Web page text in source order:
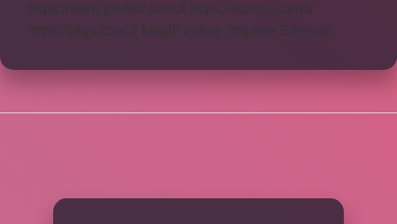
https://www.profikir.com.tr
https://sonics.com.tr
https://pigo.com.tr knight online nttgame Sitemap